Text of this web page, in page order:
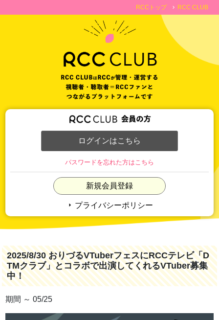
RCCトップ chevron_right RCC CLUB
ログインはこちら
パスワードを忘れた方はこちら
新規会員登録
arrow_right プライバシーポリシー
2025/8/30 おりづるVTuberフェスにRCCテレビ「D
TMクラブ」とコラボで出演してくれるVTuber募集
中！
期間 ～ 05/25